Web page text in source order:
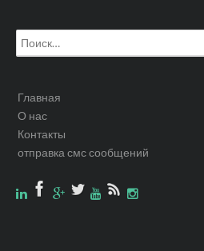
Искать:
Главная
О нас
Контакты
отправка смс сообщений